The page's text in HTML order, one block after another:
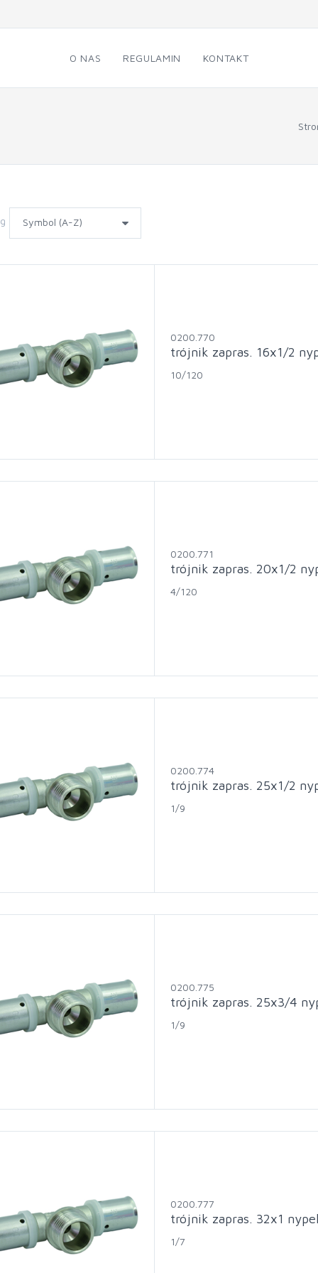
O NAS REGULAMIN KONTAKT
0200.770
trójnik zapras. 16x1/2
10/120
0200.771
trójnik zapras. 20x1/2
4/120
0200.774
trójnik zapras. 25x1/2
1/9
0200.775
trójnik zapras. 25x3/4
1/9
0200.777
trójnik zapras. 32x1
1/7